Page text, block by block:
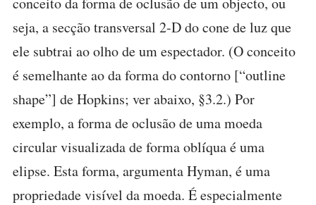
seja, a secção transversal 2-D do cone de luz que
ele subtrai ao olho de um espectador. (O conceito
é semelhante ao da forma do contorno [“outline
shape”] de Hopkins; ver abaixo, §3.2.) Por
exemplo, a forma de oclusão de uma moeda
circular visualizada de forma oblíqua é uma
elipse. Esta forma, argumenta Hyman, é uma
propriedade visível da moeda. É especialmente